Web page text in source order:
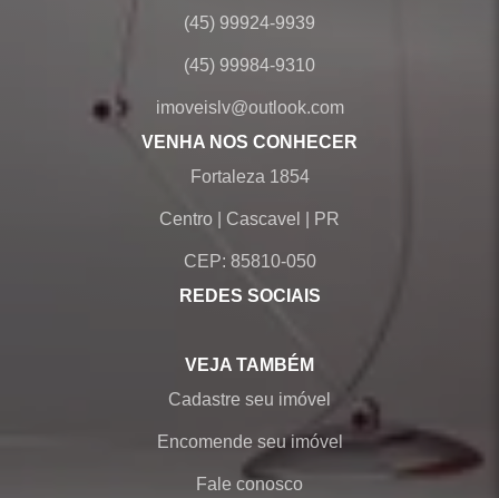
(45) 99924-9939
(45) 99984-9310
imoveislv@outlook.com
VENHA NOS CONHECER
Fortaleza 1854
Centro Cascavel PR
CEP: 85810-050
REDES SOCIAIS
VEJA TAMBÉM
Cadastre seu imóvel
Encomende seu imóvel
Fale conosco